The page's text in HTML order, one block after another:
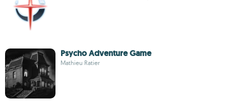
Psycho Adventure Game
Mathieu Ratier